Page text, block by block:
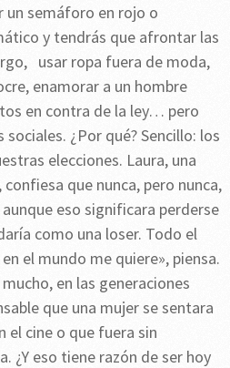
un semáforo en rojo o
y tendrás que afrontar las
usar ropa fuera de moda,
enamorar a un hombre
en contra de la ley… pero
¿Por qué? Sencillo: los
elecciones. Laura, una
que nunca, pero nunca,
eso significara perderse
como una loser. Todo el
el mundo me quiere», piensa.
en las generaciones
que una mujer se sentara
el cine o que fuera sin
¿Y eso tiene razón de ser hoy